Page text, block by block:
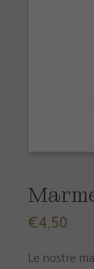
€4.50
Le nostre